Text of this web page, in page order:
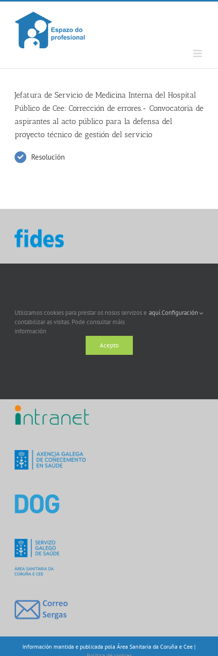
Skip
content
Jefatura de Servicio de Medicina Interna del Hospital
Público de Cee: Corrección de errores.- Convocatoria de
aspirantes al acto público para la defensa del
proyecto técnico de gestión del servicio
Resolución
Información mantida e publicada pola Área Sanitaria da Coruña e Cee |
Utilizamos cookies para prestar os nosos servizos e
contabilizar as visitas. Pode consultar máis
información
aquí.Configuración
Acepto